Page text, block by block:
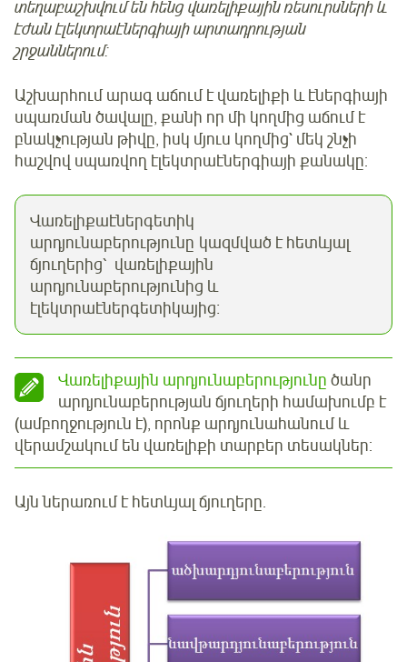
տեղաբաշխվում են հենց վառելիքային ռեսուրսների և
էժան էլեկտրաէներգիայի արտադրության
շրջաններում:
Աշխարհում արագ աճում է վառելիքի և էներգիայի
սպառման ծավալը, քանի որ մի կողմից աճում է
բնակչության թիվը, իսկ մյուս կողմից` մեկ շնչի
հաշվով սպառվող էլեկտրաէներգիայի քանակը:
Վառելիքաէներգետիկ
արդյունաբերությունը կազմված է հետևյալ
ճյուղերից՝ վառելիքային
արդյունաբերությունից և
էլեկտրաէներգետիկայից։
Վառելիքային արդյունաբերությունը ծանր
արդյունաբերության ճյուղերի համախումբ է
(ամբողջություն է), որոնք արդյունահանում և
վերամշակում են վառելիքի տարբեր տեսակներ:
Այն ներառում է հետևյալ ճյուղերը.